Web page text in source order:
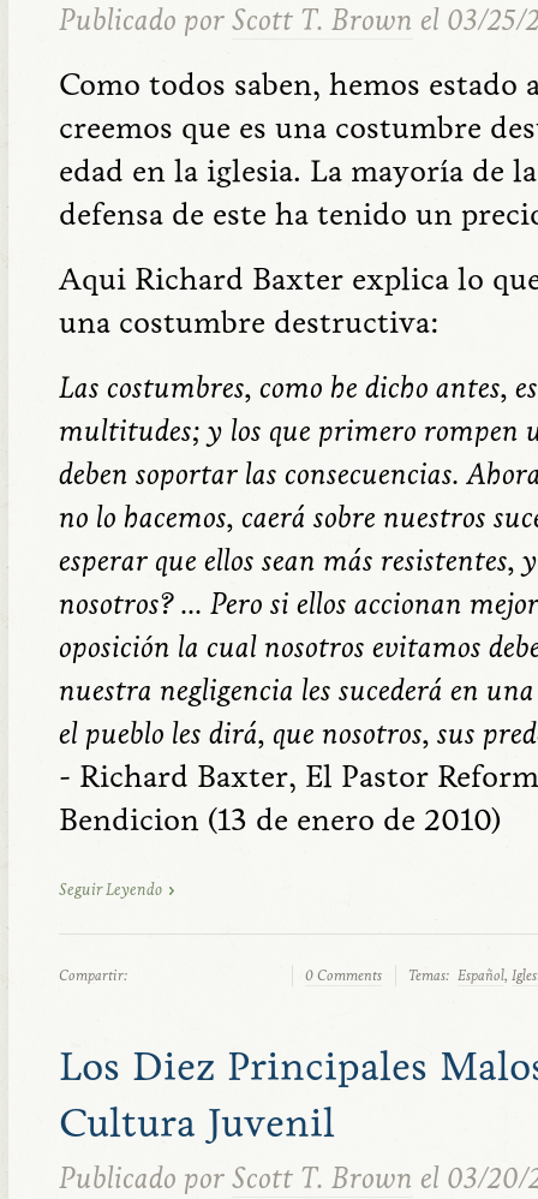
Publicado porScott T. Brown el 03/25/
Como todos saben, hemos estado
creemos que es una costumbre
edad en la iglesia. La mayoría de
defensa de este ha tenido un
Aqui Richard Baxter explica lo
una costumbre destructiva:
Las costumbres, como he dicho antes,
multitudes; y los que primero rompen
deben soportar las consecuencias.
no lo hacemos, caerá sobre nuestros
esperar que ellos sean más resistentes,
nosotros? ... Pero si ellos accionan
oposición la cual nosotros evitamos
nuestra negligencia les sucederá en
el pueblo les dirá, que nosotros, sus
- Richard Baxter, El Pastor
Bendicion (13 de enero de 2010)
Seguir Leyendo
Compartir: 0 Comments Temas: Español,
Los Diez Principales
Cultura Juvenil
Publicado porScott T. Brown el 03/20/